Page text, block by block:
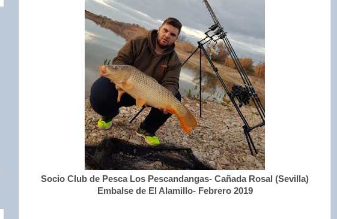
Socio Club de Pesca Los Pescandangas- Cañada Rosal (Sevilla)
Embalse de El Alamillo- Febrero 2019